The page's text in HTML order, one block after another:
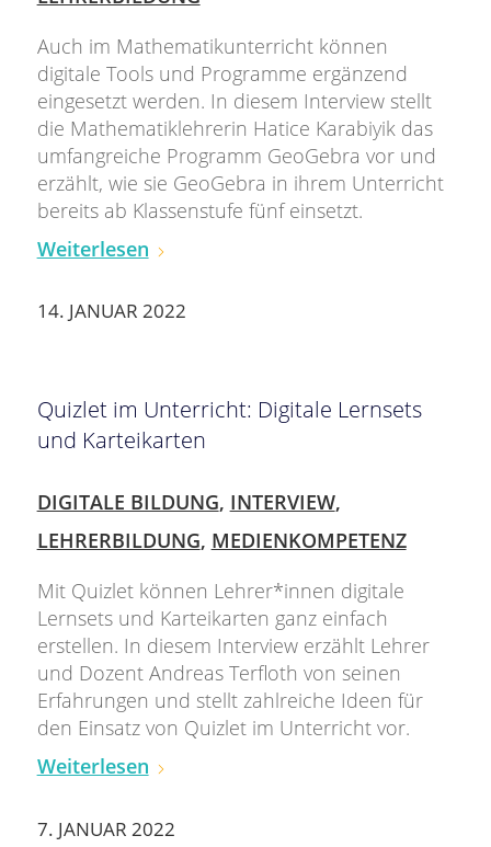
Auch im Mathematikunterricht können
digitale Tools und Programme ergänzend
eingesetzt werden. In diesem Interview stellt
die Mathematiklehrerin Hatice Karabiyik das
umfangreiche Programm GeoGebra vor und
erzählt, wie sie GeoGebra in ihrem Unterricht
bereits ab Klassenstufe fünf einsetzt.
Weiterlesen
14. JANUAR 2022
Quizlet im Unterricht: Digitale Lernsets
und Karteikarten
DIGITALE BILDUNG, INTERVIEW,
LEHRERBILDUNG, MEDIENKOMPETENZ
Mit Quizlet können Lehrer*innen digitale
Lernsets und Karteikarten ganz einfach
erstellen. In diesem Interview erzählt Lehrer
und Dozent Andreas Terfloth von seinen
Erfahrungen und stellt zahlreiche Ideen für
den Einsatz von Quizlet im Unterricht vor.
Weiterlesen
7. JANUAR 2022